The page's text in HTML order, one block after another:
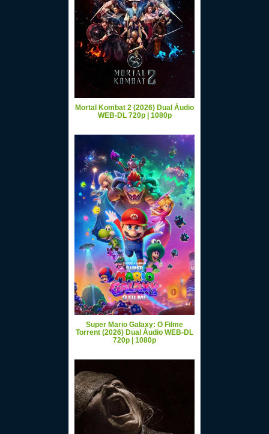
Mortal Kombat 2 (2026) Dual Áudio
WEB-DL 720p | 1080p
Super Mario Galaxy: O Filme
Torrent (2026) Dual Áudio WEB-DL
720p | 1080p